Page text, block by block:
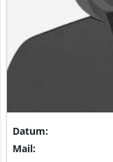
Datum:
Mail: